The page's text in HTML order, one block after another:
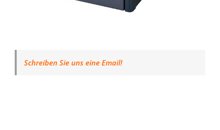
Schreiben Sie uns eine Email!